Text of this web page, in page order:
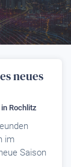
neues
in Rochlitz
im
Saison